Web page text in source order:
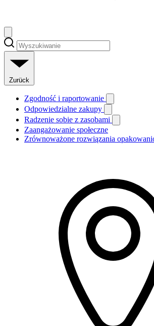
Zurück
Zgodność i raportowanie
Odpowiedzialne zakupy
Radzenie sobie z zasobami
Zaangażowanie społeczne
Zrównoważone rozwiązania